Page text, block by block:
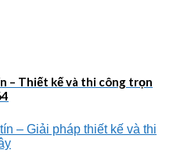
– Thiết kế và thi công trọn
– Giải pháp thiết kế và thi